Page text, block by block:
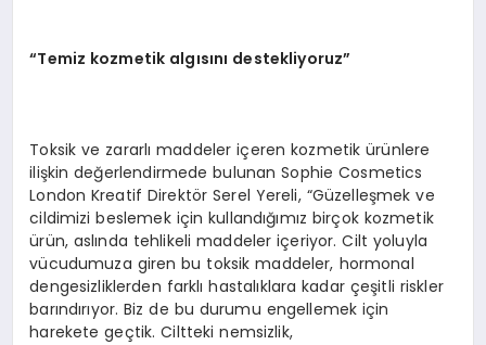
“Temiz kozmetik algısını destekliyoruz”
Toksik ve zararlı maddeler içeren kozmetik ürünlere
ilişkin değerlendirmede bulunan Sophie Cosmetics
London Kreatif Direktör Serel Yereli, “Güzelleşmek ve
cildimizi beslemek için kullandığımız birçok kozmetik
ürün, aslında tehlikeli maddeler içeriyor. Cilt yoluyla
vücudumuza giren bu toksik maddeler, hormonal
dengesizliklerden farklı hastalıklara kadar çeşitli riskler
barındırıyor. Biz de bu durumu engellemek için
harekete geçtik. Ciltteki nemsizlik,